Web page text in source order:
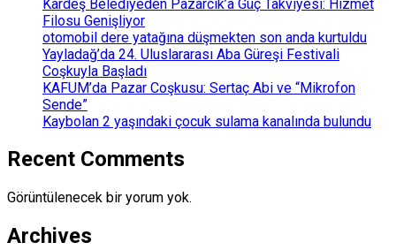
Kardeş Belediyeden Pazarcık’a Güç Takviyesi: Hizmet
Filosu Genişliyor
otomobil dere yatağına düşmekten son anda kurtuldu
Yayladağ’da 24. Uluslararası Aba Güreşi Festivali
Coşkuyla Başladı
KAFUM’da Pazar Coşkusu: Sertaç Abi ve “Mikrofon
Sende”
Kaybolan 2 yaşındaki çocuk sulama kanalında bulundu
Recent Comments
Görüntülenecek bir yorum yok.
Archives